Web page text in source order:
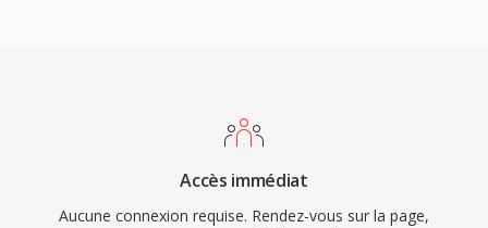
Accès immédiat
Aucune connexion requise. Rendez-vous sur la page,